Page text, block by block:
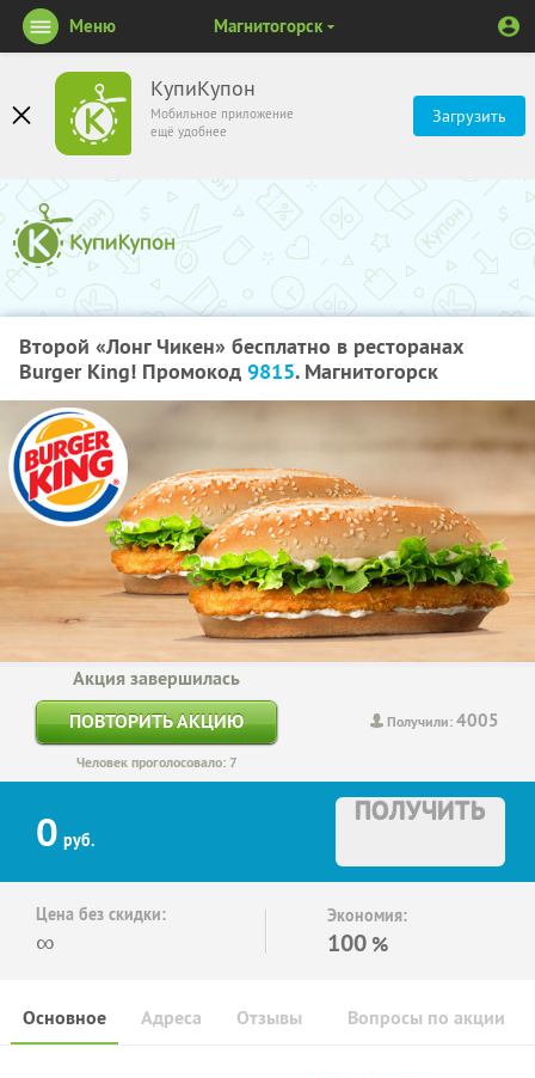
КупиКупон
Мобильное приложение
ещё удобнее
Загрузить
Меню Магнитогорск
Второй «Лонг Чикен» бесплатно в ресторанах
Burger King! Промокод 9815. Магнитогорск
Получили:4005
Акция завершилась
ПОВТОРИТЬ АКЦИЮ
Человек проголосовало: 7
0 руб.
ПОЛУЧИТЬ
Цена без скидки:
∞
Экономия:
100 %
Основное Отзывы Вопросы по акции
Адреса